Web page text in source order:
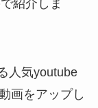
紹介しま
人気youtube
画をアップし